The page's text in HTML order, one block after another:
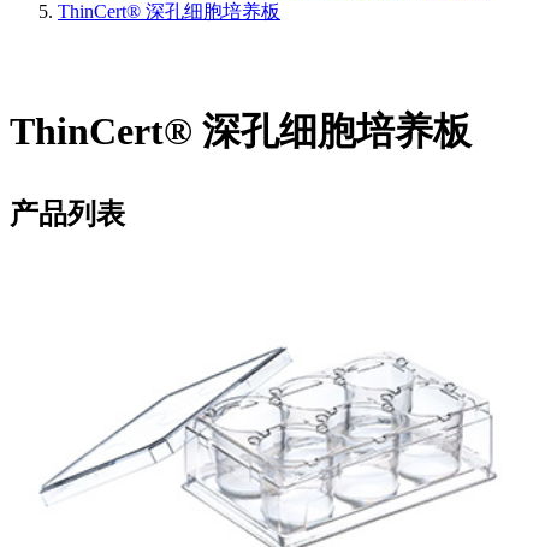
ThinCert® 深孔细胞培养板
ThinCert® 深孔细胞培养板
产品列表